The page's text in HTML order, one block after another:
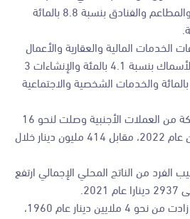
توزعت على قطاعات التجارة والمطاعم والفنادق بنسبة 8.8 بالمائة
المالية والعقارية والأعمال
20.3 بالمائة والزراعة وصيد الأسماك بنسبة 4.1 بالمئة والإنشاءات 3
بالمائة والكهرباء والمياه 1.3 بالمائة والخدمات الشخصية والاجتماعية
وأشار إلى أن احتياطات المملكة من العملات الأجنبية وصلت لنحو 16
مليار دولار خلال 10 شهور من عام 2022، مقابل 414 مليون دينار خلال
الفرد من الناتج المحلي الإجمالي ارتفع
وفيما يتعلق بالصادرات، فقد زادت من نحو 4 ملايين دينار عام 1960،